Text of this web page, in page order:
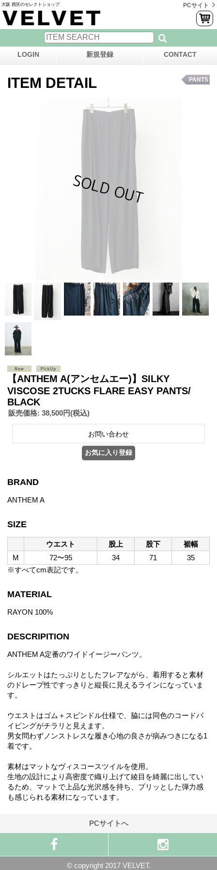
大阪 西区のセレクトショップ PCサイト
LOGIN 新規登録 CONTACT
ITEM DETAIL PANTS
【ANTHEM A(アンセムエー)】SILKY
VISCOSE 2TUCKS FLARE EASY PANTS/
BLACK
販売価格: 38,500円(税込)
BRAND
ANTHEM A
SIZE
ウエスト 股上 股下
裾幅
M
72〜95 34 71
35
※すべてcm表記です。
MATERIAL
RAYON 100%
DESCRIPITION
ANTHEM A定番のワイドイージーパンツ。
シルエットはたっぷりとしたフレアながら、着用すると素材
のドレープ性ですっきりと縦長に見えるラインになっていま
す。
ウエストはゴム＋スピンドル仕様で、脇には同色のコードパ
イピングがチラリと見えます。
男女問わずノンストレスな履き心地の良さが病みつきになる1
着です。
素材はマットなヴィスコースツイルを使用。
生地の設計により高密度で織り上げて綾目を綺麗に出してい
るため、マットで上品な光沢感を持ち、プリッとした弾力感
も感じられる素材になっています。
PCサイトへ
© copyright 2017 VELVET.